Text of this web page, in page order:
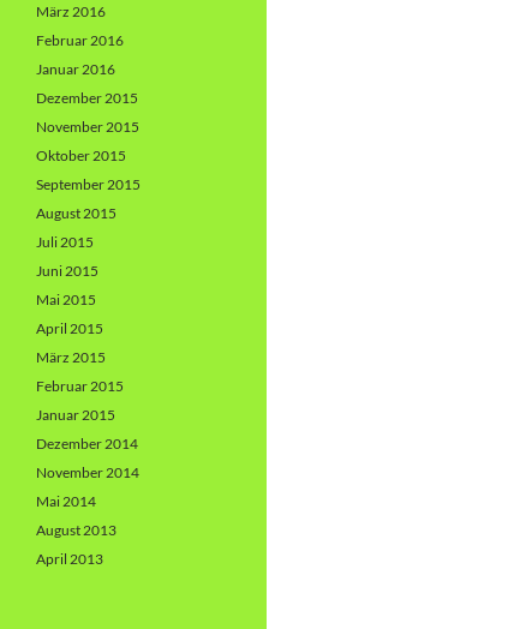
März 2016
Februar 2016
Januar 2016
Dezember 2015
November 2015
Oktober 2015
September 2015
August 2015
Juli 2015
Juni 2015
Mai 2015
April 2015
März 2015
Februar 2015
Januar 2015
Dezember 2014
November 2014
Mai 2014
August 2013
April 2013